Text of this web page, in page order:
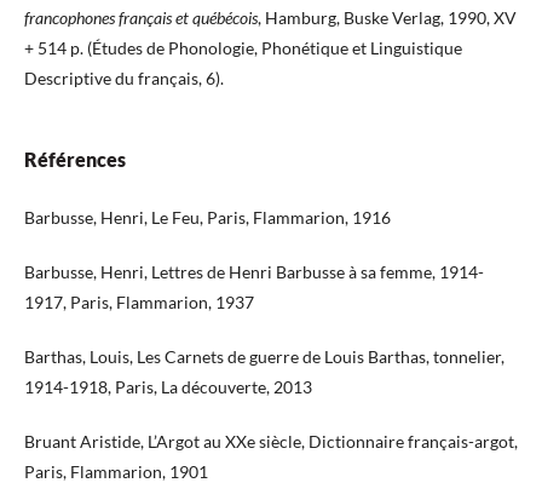
francophones français et québécois, Hamburg, Buske Verlag, 1990, XV
+ 514 p. (Études de Phonologie, Phonétique et Linguistique
Descriptive du français, 6).
Références
Barbusse, Henri, Le Feu, Paris, Flammarion, 1916
Barbusse, Henri, Lettres de Henri Barbusse à sa femme, 1914-
1917, Paris, Flammarion, 1937
Barthas, Louis, Les Carnets de guerre de Louis Barthas, tonnelier,
1914-1918, Paris, La découverte, 2013
Bruant Aristide, L’Argot au XXe siècle, Dictionnaire français-argot,
Paris, Flammarion, 1901